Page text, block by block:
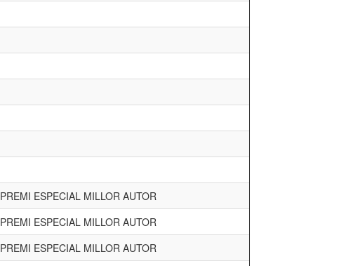
PREMI ESPECIAL MILLOR AUTOR
PREMI ESPECIAL MILLOR AUTOR
PREMI ESPECIAL MILLOR AUTOR